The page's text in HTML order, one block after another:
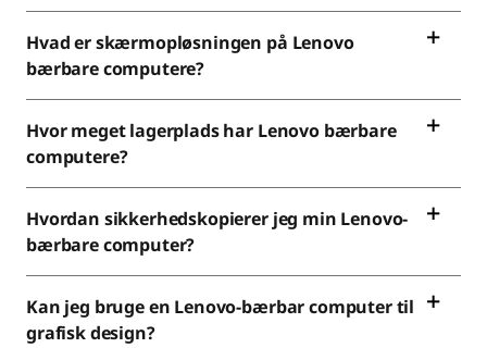
Hvad er skærmopløsningen på Lenovo
bærbare computere?
Hvor meget lagerplads har Lenovo bærbare
computere?
Hvordan sikkerhedskopierer jeg min Lenovo-
bærbare computer?
Kan jeg bruge en Lenovo-bærbar computer til
grafisk design?